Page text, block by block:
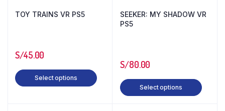
TOY TRAINS VR PS5
S/45.00
Select options
SEEKER: MY SHADOW VR
PS5
S/80.00
Select options